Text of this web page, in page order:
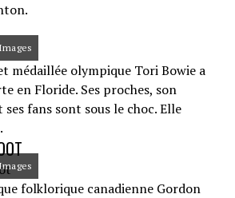
médaillée olympique Tori Bowie a
en Floride. Ses proches, son
ses fans sont sous le choc. Elle
folklorique canadienne Gordon